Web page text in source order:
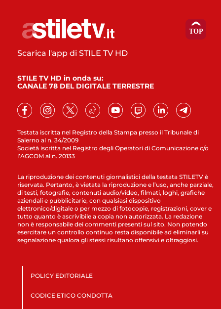
Testata iscritta nel Registro della Stampa presso il Tribunale di
Salerno al n. 34/2009
Società iscritta nel Registro degli Operatori di Comunicazione c/o
l’AGCOM al n. 20133
Scarica l'app di STILE TV HD
STILE TV HD in onda su:
CANALE 78 DEL DIGITALE TERRESTRE
La riproduzione dei contenuti giornalistici della testata STILETV è
riservata. Pertanto, è vietata la riproduzione e l’uso, anche parziale,
di testi, fotografie, contenuti audio/video, filmati, loghi, grafiche
aziendali e pubblicitarie, con qualsiasi dispositivo
elettronico/digitale o per mezzo di fotocopie, registrazioni, cover e
tutto quanto è ascrivibile a copia non autorizzata. La redazione
non è responsabile dei commenti presenti sul sito. Non potendo
esercitare un controllo continuo resta disponibile ad eliminarli su
segnalazione qualora gli stessi risultano offensivi e oltraggiosi.
POLICY EDITORIALE
CODICE ETICO CONDOTTA